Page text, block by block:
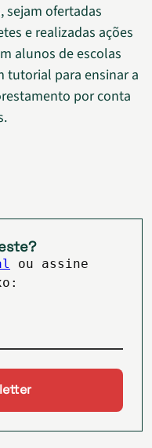
sejam ofertadas
e realizadas ações
alunos de escolas
tutorial para ensinar a
por conta
ou assine